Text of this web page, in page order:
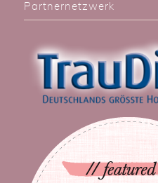
Partnernetzwerk